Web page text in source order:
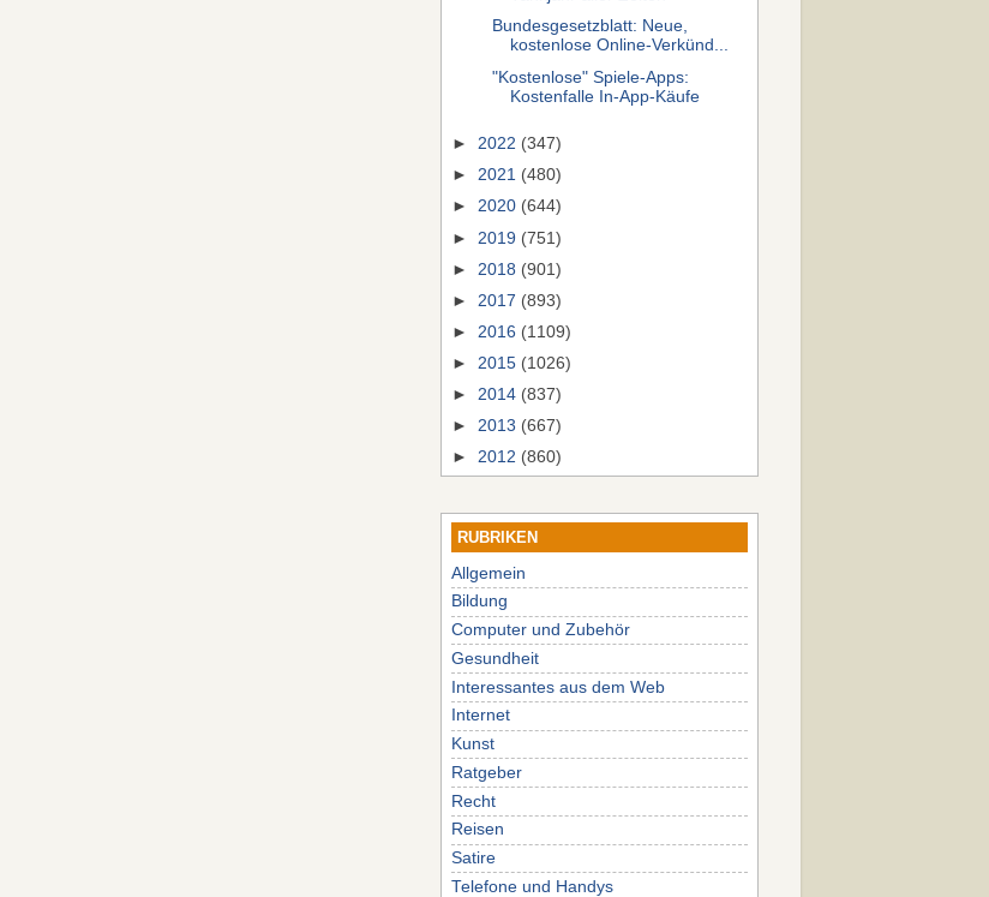
Bundesgesetzblatt: Neue,
kostenlose Online-Verkünd...
"Kostenlose" Spiele-Apps:
Kostenfalle In-App-Käufe
► 2022 (347)
► 2021 (480)
► 2020 (644)
► 2019 (751)
► 2018 (901)
► 2017 (893)
► 2016 (1109)
► 2015 (1026)
► 2014 (837)
► 2013 (667)
► 2012 (860)
RUBRIKEN
Allgemein
Bildung
Computer und Zubehör
Gesundheit
Interessantes aus dem Web
Internet
Kunst
Ratgeber
Recht
Reisen
Satire
Telefone und Handys